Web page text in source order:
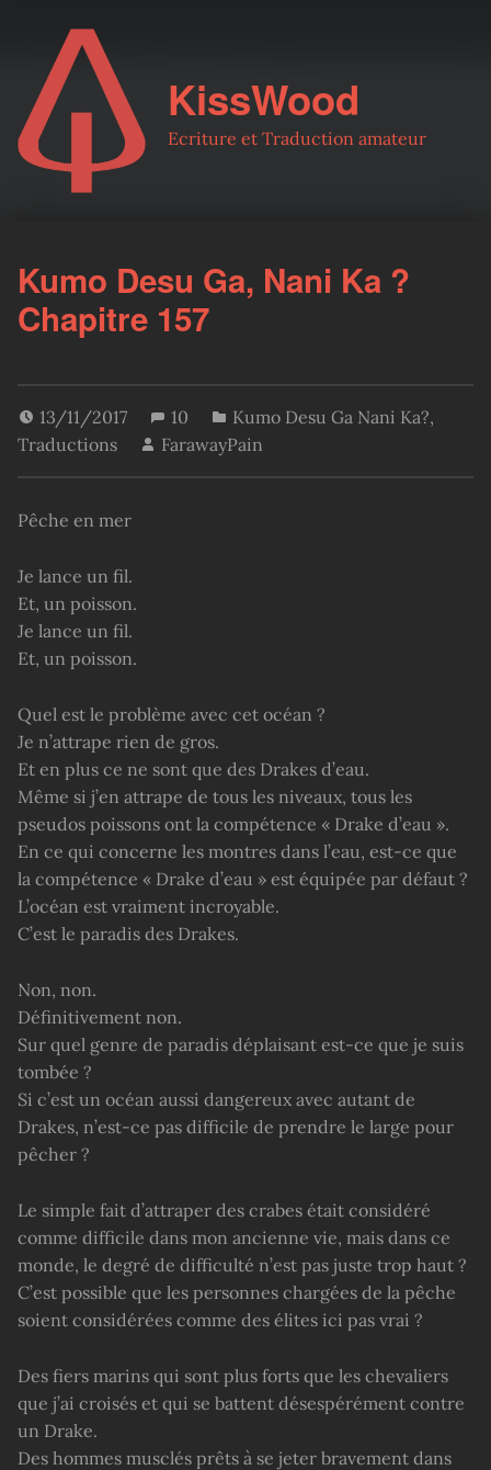
KissWood
Ecriture et Traduction amateur
Kumo Desu Ga, Nani Ka ?
Chapitre 157
13/11/2017 10 Kumo Desu Ga Nani Ka?,
Traductions
FarawayPain
Pêche en mer
Je lance un fil.
Et, un poisson.
Je lance un fil.
Et, un poisson.
Quel est le problème avec cet océan ?
Je n’attrape rien de gros.
Et en plus ce ne sont que des Drakes d’eau.
Même si j’en attrape de tous les niveaux, tous les
pseudos poissons ont la compétence « Drake d’eau ».
En ce qui concerne les montres dans l’eau, est-ce que
la compétence « Drake d’eau » est équipée par défaut ?
L’océan est vraiment incroyable.
C’est le paradis des Drakes.
Non, non.
Définitivement non.
Sur quel genre de paradis déplaisant est-ce que je suis
tombée ?
Si c’est un océan aussi dangereux avec autant de
Drakes, n’est-ce pas difficile de prendre le large pour
pêcher ?
Le simple fait d’attraper des crabes était considéré
comme difficile dans mon ancienne vie, mais dans ce
monde, le degré de difficulté n’est pas juste trop haut ?
C’est possible que les personnes chargées de la pêche
soient considérées comme des élites ici pas vrai ?
Des fiers marins qui sont plus forts que les chevaliers
que j’ai croisés et qui se battent désespérément contre
un Drake.
Des hommes musclés prêts à se jeter bravement dans